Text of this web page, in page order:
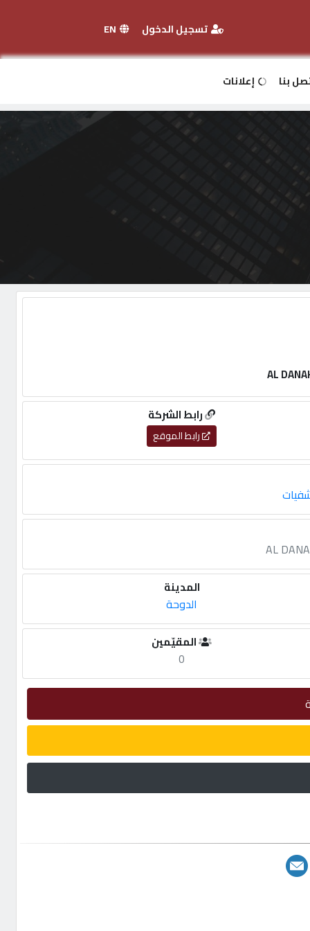
تسجيل الدخول
بنا إعلانات
رابط الشركة
رابط الموقع
المدينة
الدوحة
المقيّمين
0